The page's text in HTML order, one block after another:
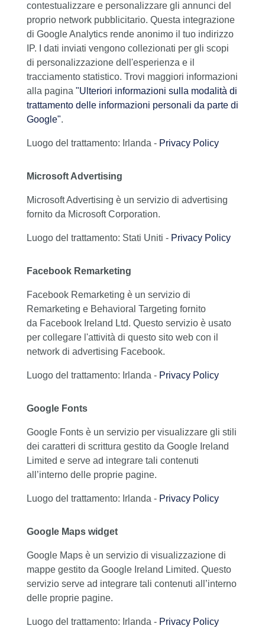
contestualizzare e personalizzare gli annunci del
proprio network pubblicitario. Questa integrazione
di Google Analytics rende anonimo il tuo indirizzo
IP. I dati inviati vengono collezionati per gli scopi
di personalizzazione dell'esperienza e il
tracciamento statistico. Trovi maggiori informazioni
alla pagina "Ulteriori informazioni sulla modalità di
trattamento delle informazioni personali da parte di
Google".
Luogo del trattamento: Irlanda - Privacy Policy
Microsoft Advertising
Microsoft Advertising è un servizio di advertising
fornito da Microsoft Corporation.
Luogo del trattamento: Stati Uniti - Privacy Policy
Facebook Remarketing
Facebook Remarketing è un servizio di
Remarketing e Behavioral Targeting fornito
da Facebook Ireland Ltd. Questo servizio è usato
per collegare l'attività di questo sito web con il
network di advertising Facebook.
Luogo del trattamento: Irlanda - Privacy Policy
Google Fonts
Google Fonts è un servizio per visualizzare gli stili
dei caratteri di scrittura gestito da Google Ireland
Limited e serve ad integrare tali contenuti
all’interno delle proprie pagine.
Luogo del trattamento: Irlanda - Privacy Policy
Google Maps widget
Google Maps è un servizio di visualizzazione di
mappe gestito da Google Ireland Limited. Questo
servizio serve ad integrare tali contenuti all’interno
delle proprie pagine.
Luogo del trattamento: Irlanda - Privacy Policy